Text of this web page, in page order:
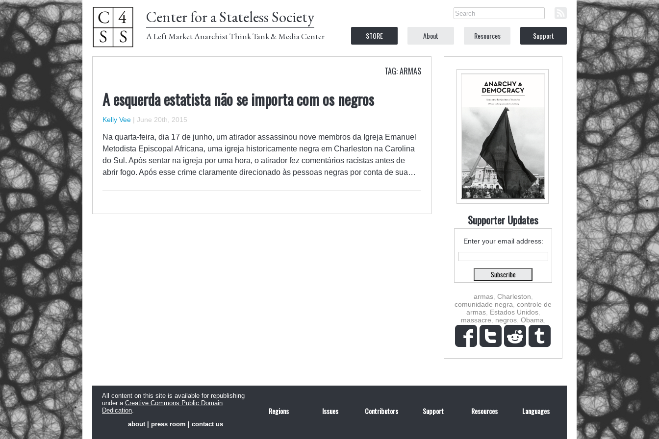
Center for a Stateless Society
A Left Market Anarchist Think Tank & Media Center STORE About Resources Support
TAG: ARMAS
A esquerda estatista não se importa com os negros
Kelly Vee | June 20th, 2015
Na quarta-feira, dia 17 de junho, um atirador assassinou nove membros da Igreja Emanuel
Metodista Episcopal Africana, uma igreja historicamente negra em Charleston na Carolina
do Sul. Após sentar na igreja por uma hora, o atirador fez comentários racistas antes de
abrir fogo. Após esse crime claramente direcionado às pessoas negras por conta de sua…
Supporter Updates
Enter your email address:
armas, Charleston
comunidade negra controle de
armas, Estados Unidos,
massacre
negros, Obama
All content on this site is available for republishing
under a Creative Commons Public Domain
Dedication.
about| press room contact us
Regions Issues Contributors Support Resources Languages